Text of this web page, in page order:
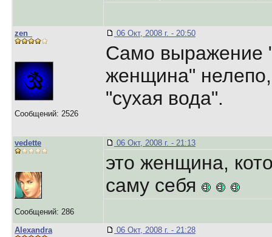
zen_
Сообщений: 2526
06 Окт, 2008 г. - 20:50
Само выражение
женщина"
"сухая вода".
vedette
Сообщений: 286
06 Окт, 2008 г. - 21:13
это женщина,
саму себя
Alexandra 06 Окт, 2008 г. - 21:28